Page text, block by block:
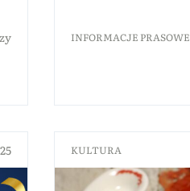
INFORMACJE PRASOWE
KULTURA